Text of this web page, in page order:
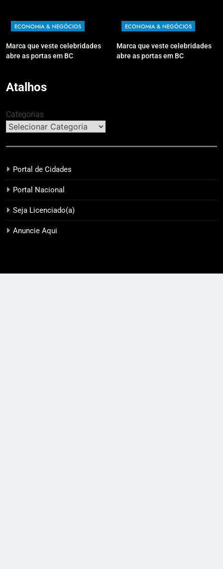
ECONOMIA & NEGÓCIOS
Marca que veste celebridades
abre as portas em BC
ECONOMIA & NEGÓCIOS
Marca que veste celebridades
abre as portas em BC
Atalhos
Categorias
Portal de Cidades
Portal Nacional
Seja Licenciado(a)
Anuncie Aqui